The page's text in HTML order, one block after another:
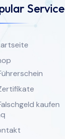
Service
kaufen